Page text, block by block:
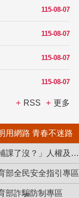
115-08-07
115-08-07
115-08-07
115-08-07
RSS 更多
用網路 青春不迷路
「補課了沒？」人權及轉型正義教育專區
部全民安全指引專區
部詐騙防制專區